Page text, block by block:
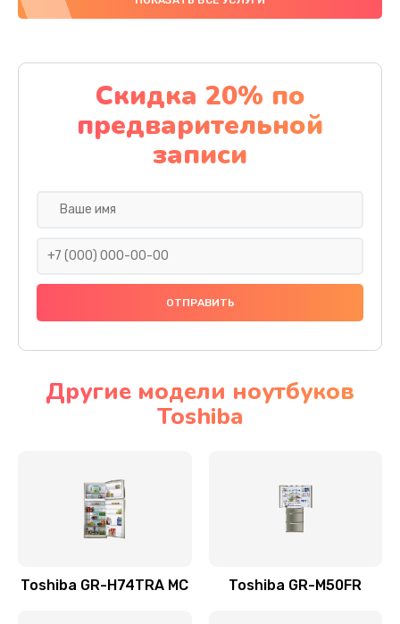
Заказать
Настройка BIOS
995 руб.
Заказать
Ремонт разъема питания
Замена видеокарты
Ремонт цепей питания
Заказать
Скидка 20% по
предварительной
записи
Другие модели ноутбуков
Toshiba
Toshiba GR-H74TRA MC Toshiba GR-M50FR